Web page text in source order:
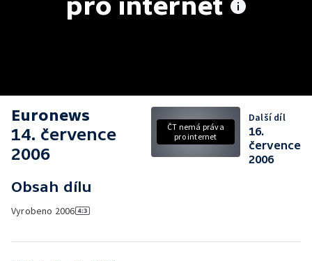
Euronews
14. července
2006
Obsah dílu
Vyrobeno 2006
ČT nemá práva
pro internet
Další díl
16.
července
2006